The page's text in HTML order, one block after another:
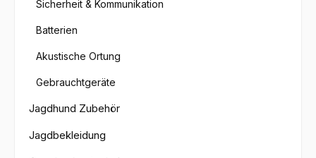
Sicherheit & Kommunikation
Batterien
Akustische Ortung
Gebrauchtgeräte
Jagdhund Zubehör
Jagdbekleidung